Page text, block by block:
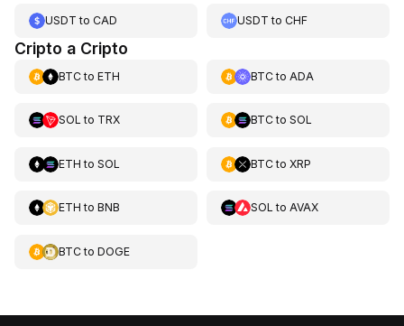
USDT to CAD USDT toCHF
Cripto a Cripto
BTCto ETH BTCto ADA
SOL to TRX BTCto SOL
ETH to SOL BTCto XRP
ETH to BNB SOL to AVAX
BTCto DOGE